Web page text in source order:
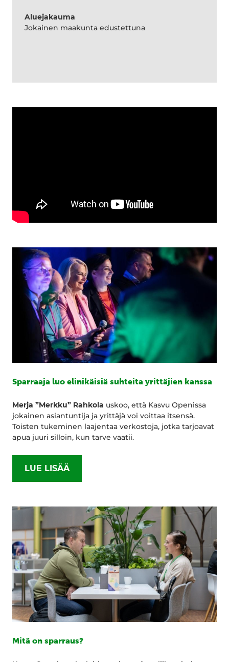
Aluejakauma
Jokainen maakunta edustettuna
Sparraaja luo elinikäisiä suhteita yrittäjien kanssa
Merja ”Merkku” Rahkola uskoo, että Kasvu Openissa
jokainen asiantuntija ja yrittäjä voi voittaa itsensä.
Toisten tukeminen laajentaa verkostoja, jotka tarjoavat
apua juuri silloin, kun tarve vaatii.
LUE LISÄÄ
Mitä on sparraus?